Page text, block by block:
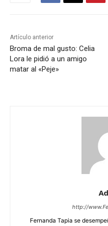
Artículo anterior
Broma de mal gusto: Celia
Lora le pidió a un amigo
matar al «Peje»
http://
Fernanda Tapia se